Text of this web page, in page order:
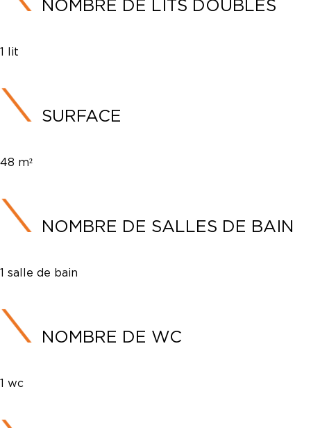
NOMBRE DE LITS DOUBLES
1 lit
SURFACE
48 m²
NOMBRE DE SALLES DE BAIN
1 salle de bain
NOMBRE DE WC
1 wc